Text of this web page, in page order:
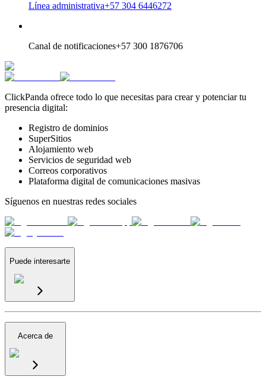
Línea administrativa+57 304 6446272
Canal de notificaciones+57 300 1876706
ClickPanda ofrece todo lo que necesitas para crear y potenciar tu
presencia digital:
Registro de dominios
SuperSitios
Alojamiento web
Servicios de seguridad web
Correos corporativos
Plataforma digital de comunicaciones masivas
Síguenos en nuestras redes sociales
Puede interesarte
Acerca de